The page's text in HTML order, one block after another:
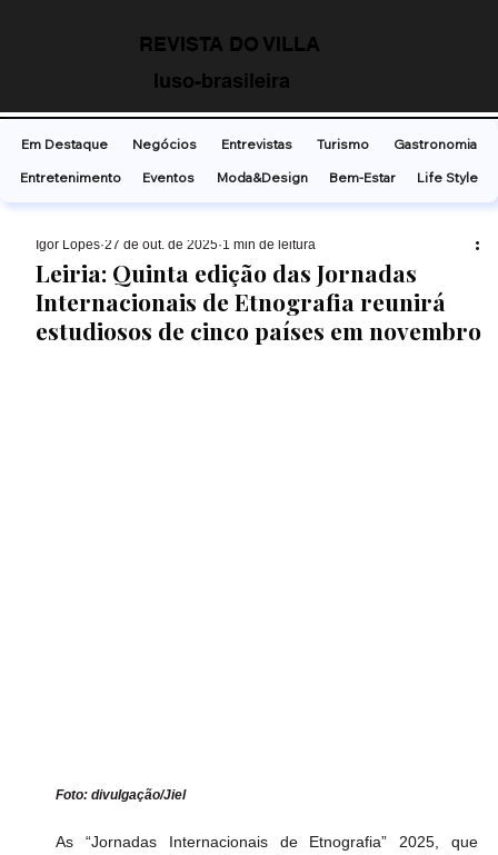
REVISTA DO VILLA
luso-brasileira
Leiria: Quinta edição das Jornadas
Internacionais de Etnografia reunirá
estudiosos de cinco países em novembro
Ígor Lopes 27 de out. de 2025 1 min de leitura
Foto: divulgação/Jiel
As “Jornadas Internacionais de Etnografia” 2025, que
Em Destaque Negócios Entrevistas Turismo
Gastronomia
Entretenimento
Eventos Moda&Design Bem-Estar Life Style